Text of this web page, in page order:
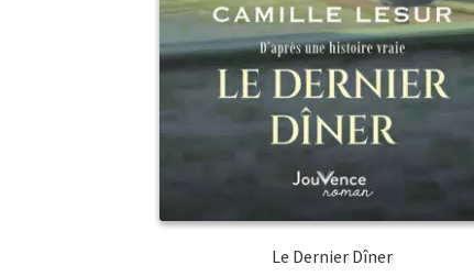
Le Dernier Dîner